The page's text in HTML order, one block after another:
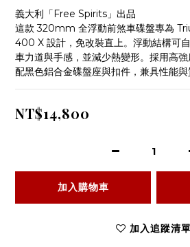
義大利「Free Spirits」出品
這款 320mm 全浮動前煞車碟盤專為
400 X 設計，免改裝直上。浮動結構可
車力道與手感，並減少熱變形。採用高
配黑色鋁合金碟盤座與扣件，兼具性能與
NT$14,800
加入購物車
加入追蹤清單